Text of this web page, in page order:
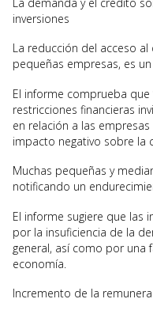
inversiones
La reducción del acceso
pequeñas empresas, es
El informe comprueba
restricciones financieras
en relación a las
impacto negativo sobre la
Muchas pequeñas y
notificando un
El informe sugiere que las
por la insuficiencia de la
general, así como por una
economía.
Incremento de la